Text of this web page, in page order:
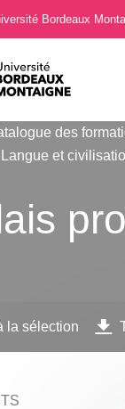
Bordeaux
des
et
la sélection